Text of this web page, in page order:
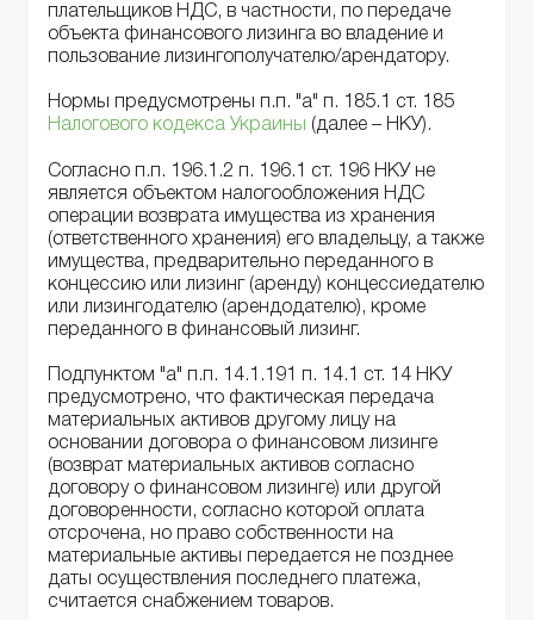
плательщиков НДС, в частности, по передаче
объекта финансового лизинга во владение и
пользование лизингополучателю/арендатору.
Нормы предусмотрены п.п. "а" п. 185.1 ст. 185
Налогового кодекса Украины
(далее – НКУ).
Согласно п.п. 196.1.2 п. 196.1 ст. 196 НКУ не
является объектом налогообложения НДС
операции возврата имущества из хранения
(ответственного хранения) его владельцу, а также
имущества, предварительно переданного в
концессию или лизинг (аренду) концессиедателю
или лизингодателю (арендодателю), кроме
переданного в финансовый лизинг.
Подпунктом "а" п.п. 14.1.191 п. 14.1 ст. 14 НКУ
предусмотрено, что фактическая передача
материальных активов другому лицу на
основании договора о финансовом лизинге
(возврат материальных активов согласно
договору о финансовом лизинге) или другой
договоренности, согласно которой оплата
отсрочена, но право собственности на
материальные активы передается не позднее
даты осуществления последнего платежа,
считается снабжением товаров.